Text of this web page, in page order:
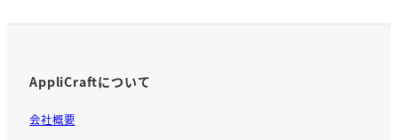
AppliCraftについて
会社概要